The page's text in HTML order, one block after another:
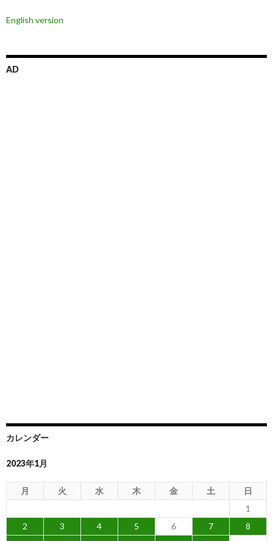
English version
AD
カレンダー
2023年1月
月 火 水 木 金 土
日
1
2
3 4 5 6 7
8